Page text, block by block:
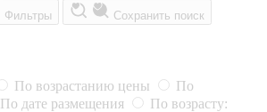
Фильтры Сохранить поиск
По возрастанию цены
По
По дате размещения
По возрасту: